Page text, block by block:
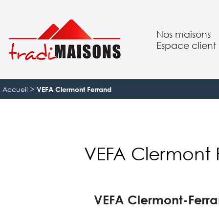
Nos maisons
Espace client
Accueil > VEFA Clermont Ferrand
VEFA Clermont
VEFA Clermont-